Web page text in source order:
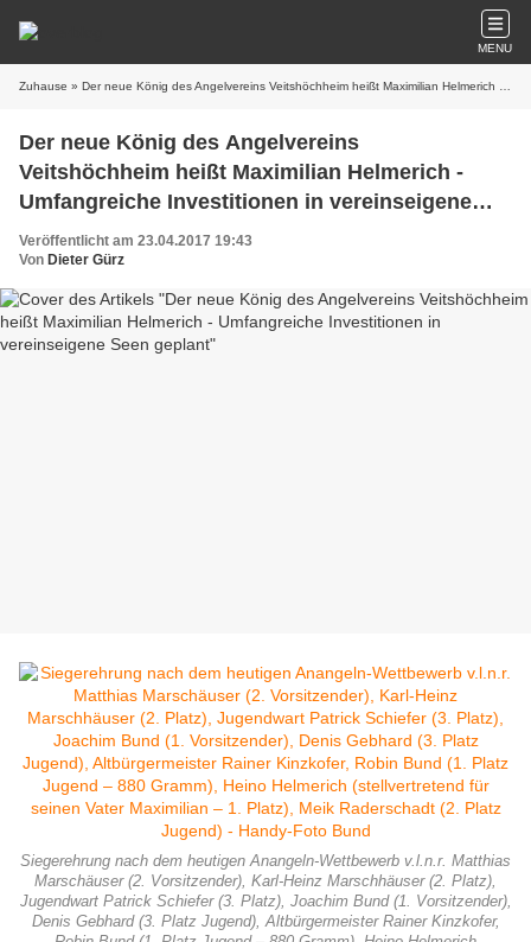
MENU
Zuhause » Der neue König des Angelvereins Veitshöchheim heißt Maximilian Helmerich - Umfangreiche Investitionen in vereinseigene Seen geplant
Der neue König des Angelvereins
Veitshöchheim heißt Maximilian Helmerich -
Umfangreiche Investitionen in vereinseigene
Seen geplant
Veröffentlicht am 23.04.2017 19:43
Von Dieter Gürz
Siegerehrung nach dem heutigen Anangeln-Wettbewerb v.l.n.r. Matthias
Marschäuser (2. Vorsitzender), Karl-Heinz Marschhäuser (2. Platz),
Jugendwart Patrick Schiefer (3. Platz), Joachim Bund (1. Vorsitzender),
Denis Gebhard (3. Platz Jugend), Altbürgermeister Rainer Kinzkofer,